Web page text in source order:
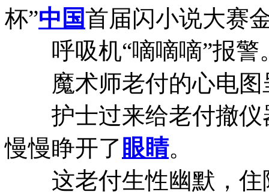
杯”中国首届闪小说大赛
呼吸机“嘀嘀嘀”报警
魔术师老付的心电图
护士过来给老付撤仪
慢慢睁开了 眼睛。
这老付生性幽默，住